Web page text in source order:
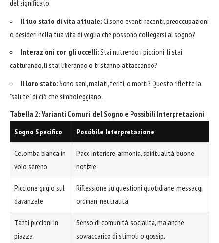
del significato.
Il tuo stato di vita attuale:Ci sono eventi recenti, preoccupazioni
o desideri nella tua vita di veglia che possono collegarsi al sogno?
Interazioni con gli uccelli:Stai nutrendo i piccioni, li stai
catturando, li stai liberando o ti stanno attaccando?
Il loro stato:Sono sani, malati, feriti, o morti? Questo riflette la
"salute" di ciò che simboleggiano.
Tabella 2: Varianti Comuni del Sogno e Possibili Interpretazioni
Sogno Specifico
Possibile Interpretazione
Colomba bianca in
volo sereno
Pace interiore, armonia, spiritualità, buone
notizie.
Piccione grigio sul
davanzale
Riflessione su questioni quotidiane, messaggi
ordinari, neutralità.
Tanti piccioni in
piazza
Senso di comunità, socialità, ma anche
sovraccarico di stimoli o gossip.